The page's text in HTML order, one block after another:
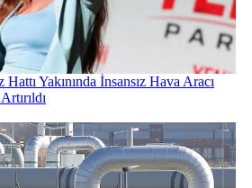
Yakınında İnsansız Hava Aracı